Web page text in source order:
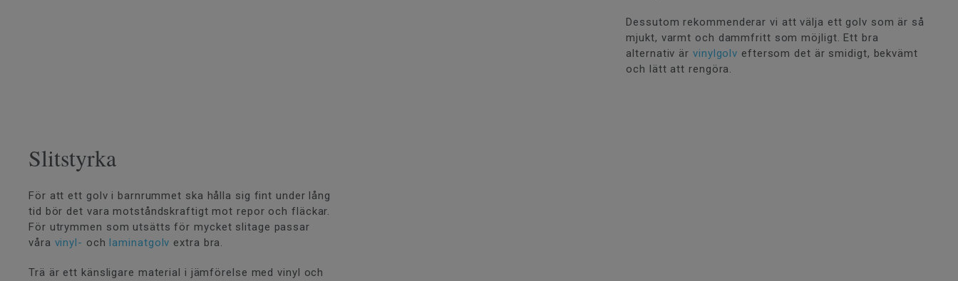
Dessutom rekommenderar vi att välja ett golv som är så
mjukt, varmt och dammfritt som möjligt. Ett bra
alternativ är vinylgolv eftersom det är smidigt, bekvämt
och lätt att rengöra.
Slitstyrka
För att ett golv i barnrummet ska hålla sig fint under lång
tid bör det vara motståndskraftigt mot repor och fläckar.
För utrymmen som utsätts för mycket slitage passar
våra vinyl- ochlaminatgolv extra bra.
Trä är ett känsligare material i jämförelse med vinyl och